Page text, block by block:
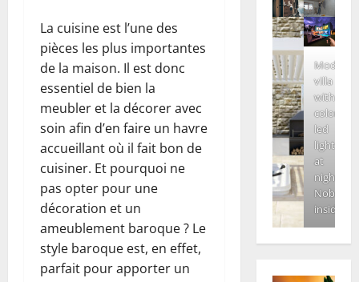
La cuisine est l’une des
pièces les plus importantes
de la maison. Il est donc
essentiel de bien la
meubler et la décorer avec
soin afin d’en faire un havre
accueillant où il fait bon de
cuisiner. Et pourquoi ne
pas opter pour une
décoration et un
ameublement baroque ? Le
style baroque est, en effet,
parfait pour apporter un
Modern
villa
with
colored
led
lights
at
night.
Nobody
inside